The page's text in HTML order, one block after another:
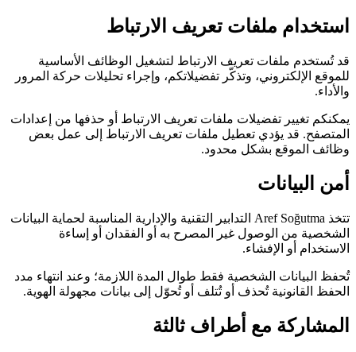
استخدام ملفات تعريف الارتباط
قد تُستخدم ملفات تعريف الارتباط لتشغيل الوظائف الأساسية
للموقع الإلكتروني، وتذكّر تفضيلاتكم، وإجراء تحليلات حركة المرور
والأداء.
يمكنكم تغيير تفضيلات ملفات تعريف الارتباط أو حذفها من إعدادات
المتصفح. قد يؤدي تعطيل ملفات تعريف الارتباط إلى عمل بعض
وظائف الموقع بشكل محدود.
أمن البيانات
تتخذ Aref Soğutma التدابير التقنية والإدارية المناسبة لحماية البيانات
الشخصية من الوصول غير المصرح به أو الفقدان أو إساءة
الاستخدام أو الإفشاء.
تُحفظ البيانات الشخصية فقط طوال المدة اللازمة؛ وعند انتهاء مدد
الحفظ القانونية تُحذف أو تُتلف أو تُحوّل إلى بيانات مجهولة الهوية.
المشاركة مع أطراف ثالثة